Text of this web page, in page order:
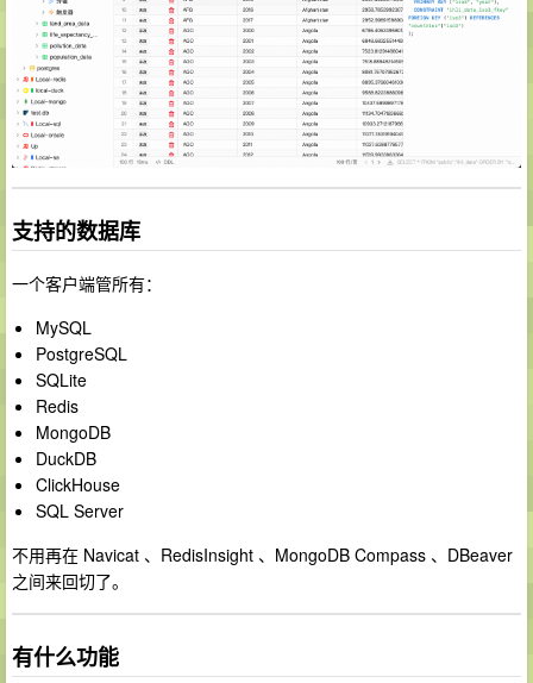
支持的数据库
一个客户端管所有：
MySQL
PostgreSQL
SQLite
Redis
MongoDB
DuckDB
ClickHouse
SQL Server
不用再在 Navicat 、RedisInsight 、MongoDB Compass 、DBeaver
之间来回切了。
有什么功能